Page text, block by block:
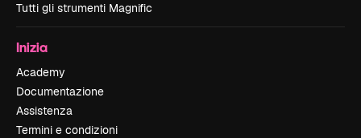
Tutti gli strumenti Magnific
Inizia
Academy
Documentazione
Assistenza
Termini e condizioni